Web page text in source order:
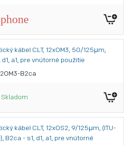
phone
kábel CLT, 12xOM3, 50/125μm,
d1, a1, pre vnútorné použitie
B2ca
Skladom
kábel CLT, 12xOS2, 9/125μm, (ITU-
B2ca - s1, d1, a1, pre vnútorné